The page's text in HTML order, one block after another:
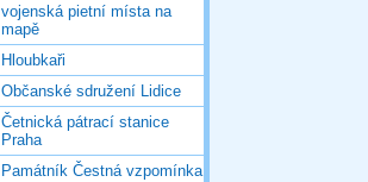
vojenská pietní místa na
mapě
Hloubkaři
Občanské sdružení Lidice
Četnická pátrací stanice
Praha
Památník Čestná vzpomínka